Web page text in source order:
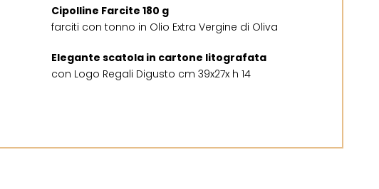
Cipolline Farcite 180 g
farciti con tonno in Olio Extra Vergine di Oliva
Elegante scatola in cartone litografata
con Logo Regali Digusto cm 39x27x h 14